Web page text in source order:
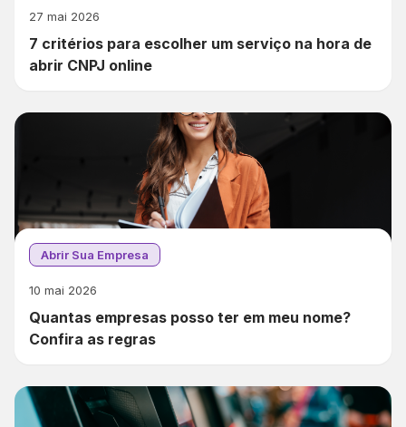
27 mai 2026
7 critérios para escolher um serviço na hora de
abrir CNPJ online
Abrir Sua Empresa
10 mai 2026
Quantas empresas posso ter em meu nome?
Confira as regras